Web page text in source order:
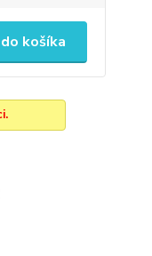
košíka